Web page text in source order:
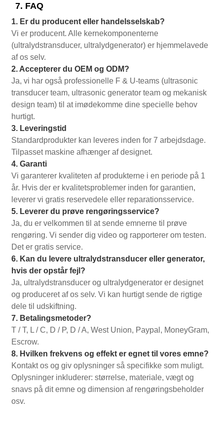
7. FAQ
1. Er du producent eller handelsselskab?
Vi er producent. Alle kernekomponenterne
(ultralydstransducer, ultralydgenerator) er hjemmelavede
af os selv.
2. Accepterer du OEM og ODM?
Ja, vi har også professionelle F & U-teams (ultrasonic
transducer team, ultrasonic generator team og mekanisk
design team) til at imødekomme dine specielle behov
hurtigt.
3. Leveringstid
Standardprodukter kan leveres inden for 7 arbejdsdage.
Tilpasset maskine afhænger af designet.
4. Garanti
Vi garanterer kvaliteten af ​​produkterne i en periode på 1
år. Hvis der er kvalitetsproblemer inden for garantien,
leverer vi gratis reservedele eller reparationsservice.
5. Leverer du prøve rengøringsservice?
Ja, du er velkommen til at sende emnerne til prøve
rengøring. Vi sender dig video og rapporterer om testen.
Det er gratis service.
6. Kan du levere ultralydstransducer eller generator,
hvis der opstår fejl?
Ja, ultralydstransducer og ultralydgenerator er designet
og produceret af os selv. Vi kan hurtigt sende de rigtige
dele til udskiftning.
7. Betalingsmetoder?
T / T, L / C, D / P, D / A, West Union, Paypal, MoneyGram,
Escrow.
8. Hvilken frekvens og effekt er egnet til vores emne?
Kontakt os og giv oplysninger så specifikke som muligt.
Oplysninger inkluderer: størrelse, materiale, vægt og
snavs på dit emne og dimension af rengøringsbeholder
osv.